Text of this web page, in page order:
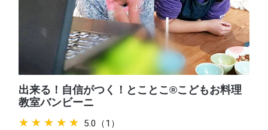
出来る！自信がつく！とことこ®️こどもお料理
教室バンビーニ
★★★★★
★★★★★ 5.0（1）